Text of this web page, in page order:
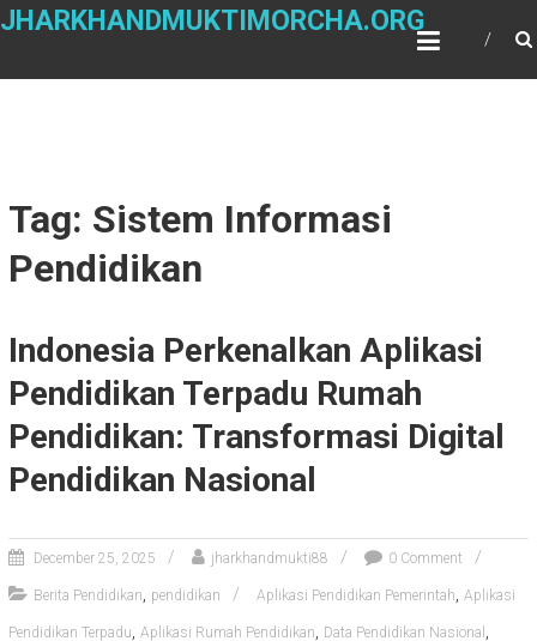
Skip
JHARKHANDMUKTIMORCHA.ORG
Tag: Sistem Informasi
Pendidikan
Indonesia Perkenalkan Aplikasi
Pendidikan Terpadu Rumah
Pendidikan: Transformasi Digital
Pendidikan Nasional
December 25, 2025 jharkhandmukti88 0 Comment
Berita Pendidikan, pendidikan Aplikasi Pendidikan Pemerintah, Aplikasi
Pendidikan Terpadu, Aplikasi Rumah Pendidikan, Data Pendidikan Nasional ,